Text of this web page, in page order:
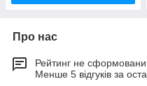
Про нас
Рейтинг не
Менше 5 відгуків за